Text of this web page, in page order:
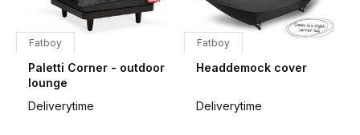
Fatboy
Paletti Corner - outdoor
lounge
Deliverytime
Fatboy
Headdemock cover
Deliverytime